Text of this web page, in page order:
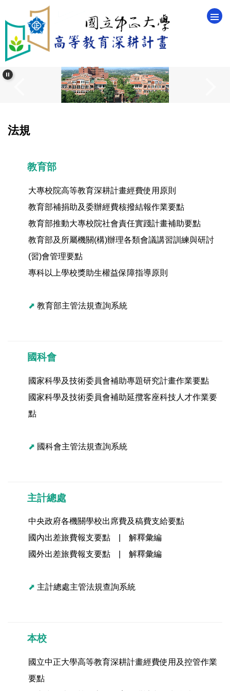
到
要
內
容
區
法規
教育部
大專校院高等教育深耕計畫經費使用原則
教育部補捐助及委辦經費核撥結報作業要點
教育部推動大專校院社會責任實踐計畫補助要點
教育部及所屬機關(構)辦理各類會議講習訓練與研討
(習)會管理要點
專科以上學校獎助生權益保障指導原則
⬈ 教育部主管法規查詢系統
國科會
國家科學及技術委員會補助專題研究計畫作業要點
國家科學及技術委員會補助延攬客座科技人才作業要
點
⬈ 國科會主管法規查詢系統
主計總處
中央政府各機關學校出席費及稿費支給要點
國內出差旅費報支要點
解釋彙編
國外出差旅費報支要點
解釋彙編
⬈ 主計總處主管法規查詢系統
本校
國立中正大學高等教育深耕計畫經費使用及控管作業
要點